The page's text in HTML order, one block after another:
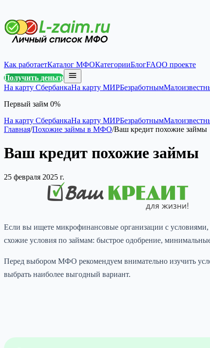
Как работаетКаталог МФОКатегорииБлогFAQО проекте
Получить деньги
На карту СбербанкаНа карту МИРБезработным
Первый займ 0%
На карту СбербанкаНа карту МИРБезработным
Главная/Похожие займы в МФО/Ваш кредит похожие займы
Ваш кредит похожие займы
25 февраля 2025 г.
Если вы ищете микрофинансовые организации с
схожие условия по займам: быстрое одобрение,
Перед выбором МФО рекомендуем внимательно изучить
выбрать наиболее выгодный вариант.